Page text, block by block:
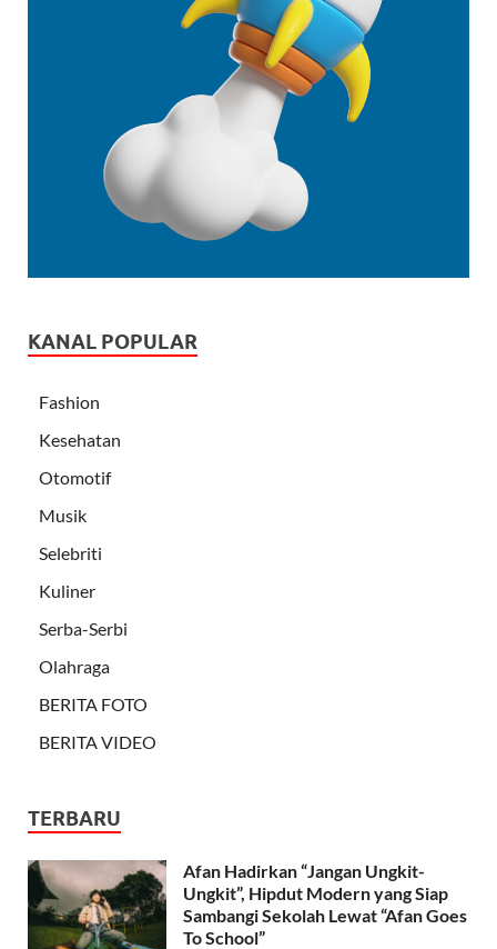
KANAL POPULAR
Fashion
Kesehatan
Otomotif
Musik
Selebriti
Kuliner
Serba-Serbi
Olahraga
BERITA FOTO
BERITA VIDEO
TERBARU
Afan Hadirkan “Jangan Ungkit-
Ungkit”, Hipdut Modern yang Siap
Sambangi Sekolah Lewat “Afan Goes
To School”